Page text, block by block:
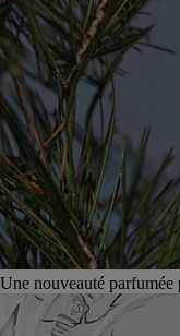
Une nouveauté parfumée